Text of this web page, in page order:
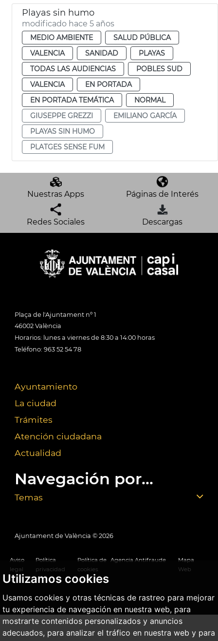
Utilizamos cookies
Usamos cookies y otras técnicas de rastreo para mejorar
tu experiencia de navegación en nuestra web, para
mostrarte contenidos personalizados y anuncios
adecuados, para analizar el tráfico en nuestra web y para
Playas sin humo
modificado hace 5 años
MEDIO AMBIENTE
SALUD PÚBLICA
VALENCIA
SANIDAD
PLAYAS
TODAS LAS AUDIENCIAS
POBLES SUD
VALENCIA
EN PORTADA
EN PORTADA TEMÁTICA
NORMAL
GIUSEPPE GREZZI
EMILIANO GARCÍA
PLAYAS SIN HUMO
PLATGES SENSE FUM
Nuestras Apps Páginas de Interés
Redes Sociales Descargas
Plaça de l'Ajuntament nº 1
46002 València
Horarios: lunes a viernes de 8:30 a 14:00 horas
Teléfono: 963 52 54 78
Ayuntamiento
La ciudad
Trámites
Atención ciudadana
Actualidad
Navegación por...
Temas
Ajuntament de València © 2026
Aviso
legal
Política
privacidad
Política de
cookies
Agencia Antifraude
Mapa
Web